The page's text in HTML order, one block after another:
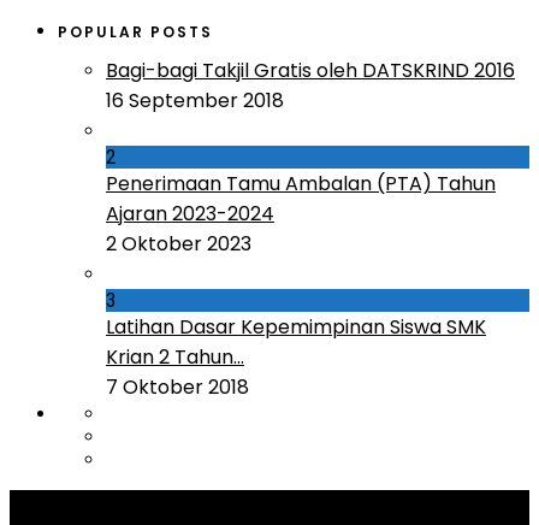
POPULAR POSTS
Bagi-bagi Takjil Gratis oleh DATSKRIND 2016
16 September 2018
2
Penerimaan Tamu Ambalan (PTA) Tahun
Ajaran 2023-2024
2 Oktober 2023
3
Latihan Dasar Kepemimpinan Siswa SMK
Krian 2 Tahun...
7 Oktober 2018